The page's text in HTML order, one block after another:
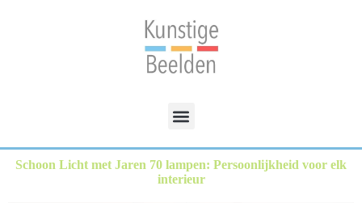
Schoon Licht met Jaren 70 lampen: Persoonlijkheid voor elk
interieur